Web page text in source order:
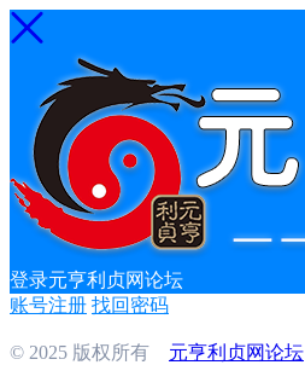
登录元亨利贞网论坛
账号注册 找回密码
© 2025 版权所有 元亨利贞网论坛